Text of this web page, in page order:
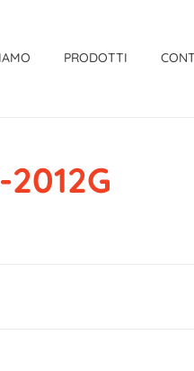
PRODOTTI
2012G